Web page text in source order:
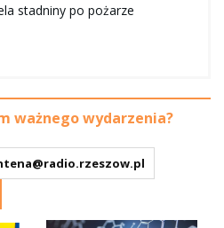
stadniny po pożarze
ważnego wydarzenia?